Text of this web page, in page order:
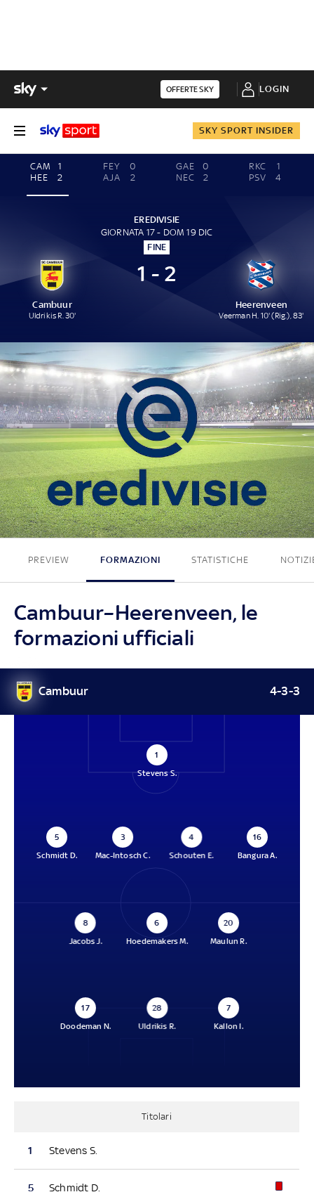
OFFERTE SKY LOGIN
SKY SPORT INSIDER
CAM
1
HEE
2
FEY
0
AJA
2
GAE
0
NEC
2
RKC
1
PSV
4
EREDIVISIE
GIORNATA 17 - DOM 19 DIC
FINE
Cambuur
Uldrikis R. 30'
1 - 2
Heerenveen
Veerman H. 10' (Rig.), 83'
1 - 2
PREVIEW FORMAZIONI STATISTICHE
Cambuur–Heerenveen, le
formazioni ufficiali
Cambuur 4-3-3
1
Stevens S.
5
Schmidt D.
3
Mac-Intosch C.
4
Schouten E.
16
Bangura A.
8
Jacobs J.
6
Hoedemakers M.
20
Maulun R.
17
Doodeman N.
28
Uldrikis R.
7
Kallon I.
Titolari
1 Stevens S.
5 Schmidt D.